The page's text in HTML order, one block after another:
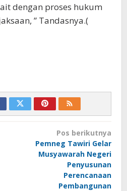
dengan proses hukum
” Tandasnya.(
Pos berikutnya
Pemneg Tawiri Gelar
Musyawarah Negeri
Penyusunan
Perencanaan
Pembangunan